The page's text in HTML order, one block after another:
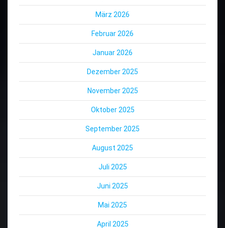
März 2026
Februar 2026
Januar 2026
Dezember 2025
November 2025
Oktober 2025
September 2025
August 2025
Juli 2025
Juni 2025
Mai 2025
April 2025